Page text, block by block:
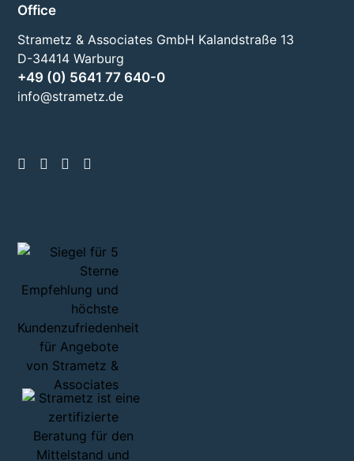
Office
Strametz & Associates GmbH Kalandstraße 13
D-34414 Warburg
+49 (0) 5641 77 640-0
info@strametz.de